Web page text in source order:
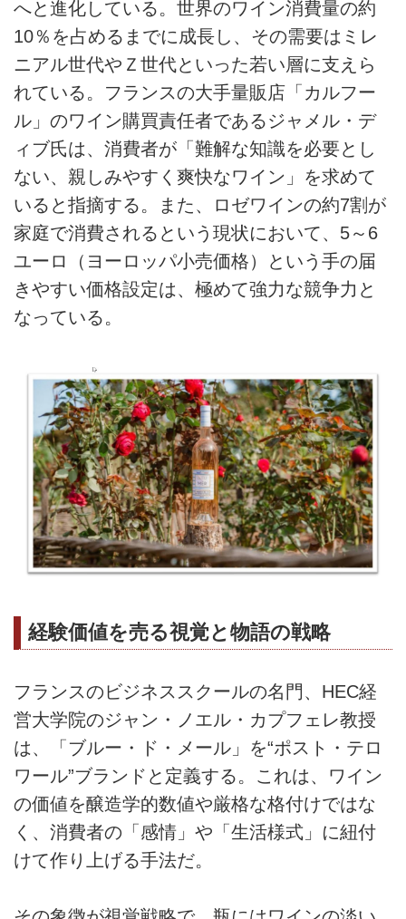
へと進化している。世界のワイン消費量の約
10％を占めるまでに成長し、その需要はミレ
ニアル世代やＺ世代といった若い層に支えら
れている。フランスの大手量販店「カルフー
ル」のワイン購買責任者であるジャメル・デ
ィブ氏は、消費者が「難解な知識を必要とし
ない、親しみやすく爽快なワイン」を求めて
いると指摘する。また、ロゼワインの約7割が
家庭で消費されるという現状において、5～6
ユーロ（ヨーロッパ小売価格）という手の届
きやすい価格設定は、極めて強力な競争力と
なっている。
経験価値を売る視覚と物語の戦略
フランスのビジネススクールの名門、HEC経
営大学院のジャン・ノエル・カプフェレ教授
は、「ブルー・ド・メール」を“ポスト・テロ
ワール”ブランドと定義する。これは、ワイン
の価値を醸造学的数値や厳格な格付けではな
く、消費者の「感情」や「生活様式」に紐付
けて作り上げる手法だ。